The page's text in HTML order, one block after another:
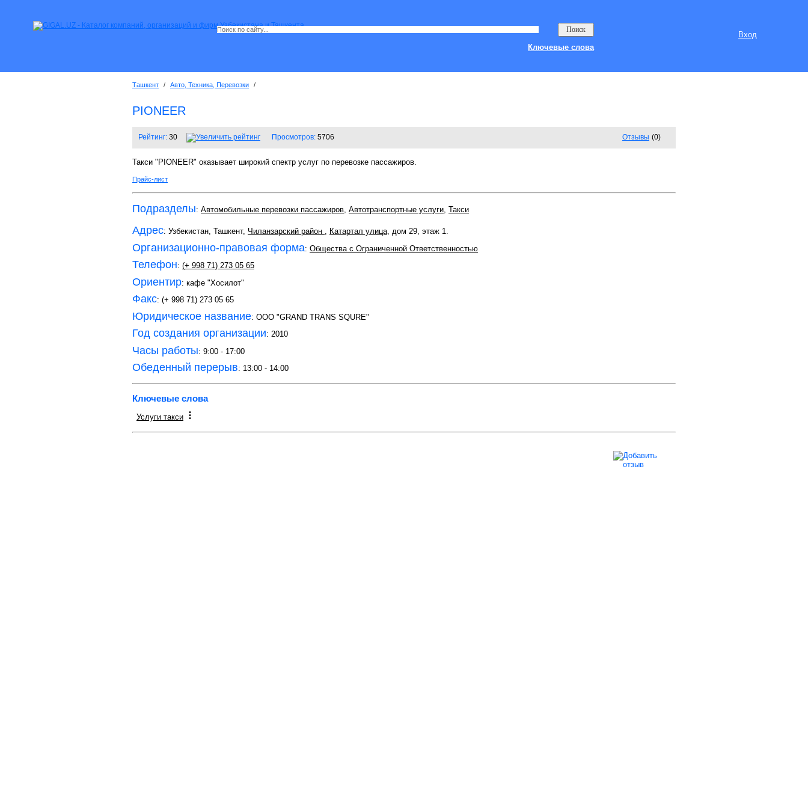
Вход
Ключевые слова
Ташкент / Авто, Техника, Перевозки /
PIONEER
Рейтинг: 30 Просмотров: 5706 Отзывы (0)
Такси "PIONEER" оказывает широкий спектр услуг по перевозке пассажиров.
Прайс-лист
Подразделы: Автомобильные перевозки пассажиров, Автотранспортные услуги, Такси
Адрес: Узбекистан, Ташкент, Чиланзарский район , Катартал улица, дом 29, этаж 1.
Организационно-правовая форма: Общества с Ограниченной Ответственностью
Телефон: (+ 998 71) 273 05 65
Ориентир: кафе "Хосилот"
Факс: (+ 998 71) 273 05 65
Юридическое название: OOO "GRAND TRANS SQURE"
Год создания организации: 2010
Часы работы: 9:00 - 17:00
Обеденный перерыв: 13:00 - 14:00
Ключевые слова
Услуги такси